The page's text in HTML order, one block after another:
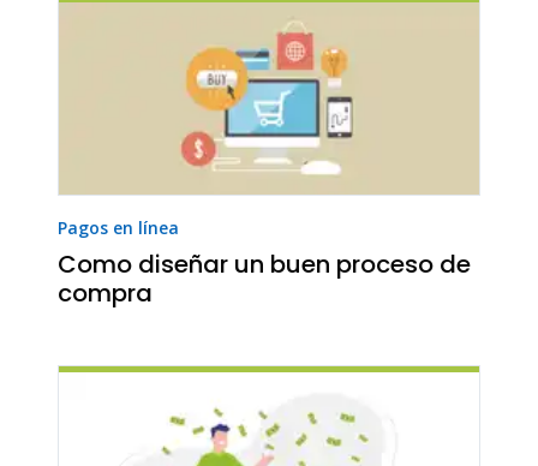
Pagos en línea
Como diseñar un buen proceso de
compra